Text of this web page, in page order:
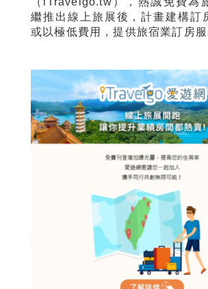
繼推出線上旅展後，計畫建構訂
或以極低費用，提供旅宿業訂房服